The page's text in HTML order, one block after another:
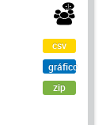
csv
gráfico
zip